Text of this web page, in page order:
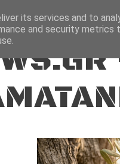
its services and to
and security